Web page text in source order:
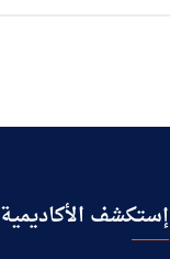
إستكشف الأكاديمية